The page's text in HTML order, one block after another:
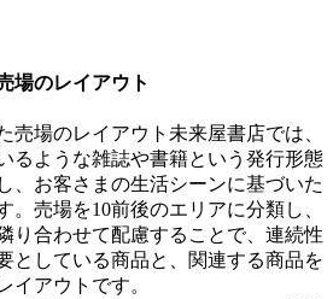
場のレイアウト
未来屋書店では、
るような雑誌や書籍という発行形態
、お客さまの生活シーンに基づいた
。売場を10前後のエリアに分類し、
り合わせて配慮することで、連続性
としている商品と、関連する商品を
イアウトです。